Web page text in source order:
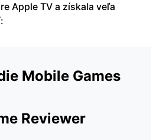
Apple TV a získala veľa
Mobile Games
Reviewer